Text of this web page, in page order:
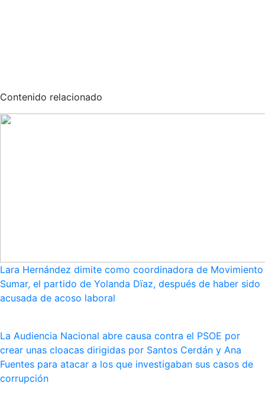
Contenido relacionado
Lara Hernández dimite como coordinadora de Movimiento
Sumar, el partido de Yolanda Dïaz, después de haber sido
acusada de acoso laboral
La Audiencia Nacional abre causa contra el PSOE por
crear unas cloacas dirigidas por Santos Cerdán y Ana
Fuentes para atacar a los que investigaban sus casos de
corrupción